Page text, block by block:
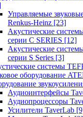
Управляемые
Renkus-Heinz [23]
Акустические
серии C SERIES [12]
Акустические
серии S Series [3]
системы
оборудование
Аудиоинтерфейсы
Аудиопроцессоры
Усилители TaverLab